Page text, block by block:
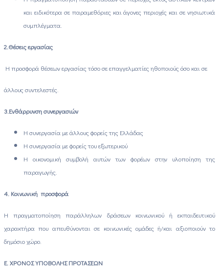
και ειδικότερα σε παραμεθόριες και άγονες περιοχές και σε νησιωτικά
συμπλέγματα.
2.Θέσεις εργασίας
Η προσφορά θέσεων εργασίας τόσο σε επαγγελματίες ηθοποιούς όσο και σε
άλλους συντελεστές.
3.Ενθάρρυνση συνεργασιών
Η συνεργασία με άλλους φορείς της Ελλάδας
Η συνεργασία με φορείς του εξωτερικού
Η οικονομική συμβολή αυτών των φορέων στην υλοποίηση της
παραγωγής.
4. Κοινωνική προσφορά
Η πραγματοποίηση παράλληλων δράσεων κοινωνικού ή εκπαιδευτικού
χαρακτήρα που απευθύνονται σε κοινωνικές ομάδες ή/και αξιοποιούν το
δημόσιο χώρο.
Ε. ΧΡΟΝΟΣ ΥΠΟΒΟΛΗΣ ΠΡΟΤΑΣΕΩΝ